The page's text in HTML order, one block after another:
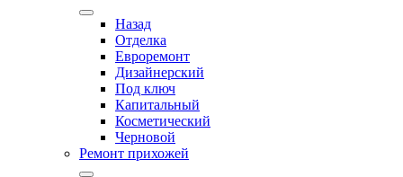
Назад
Отделка
Евроремонт
Дизайнерский
Под ключ
Капитальный
Косметический
Черновой
Ремонт прихожей